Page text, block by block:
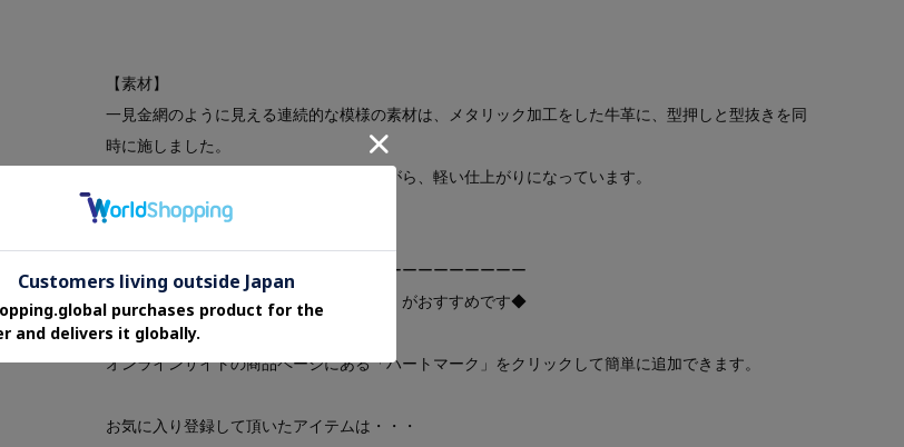
【素材】
一見金網のように見える連続的な模様の素材は、メタリック加工をした牛革に、型押しと型抜きを同
時に施しました。
革を型抜きしているので、上品でありながら、軽い仕上がりになっています。
ーーーーーーーーーーーーーーーーーーーーーーーーーーー
◆気になるアイテムは『お気に入り登録』がおすすめです◆
オンラインサイトの商品ページにある「ハートマーク」をクリックして簡単に追加できます。
お気に入り登録して頂いたアイテムは・・・